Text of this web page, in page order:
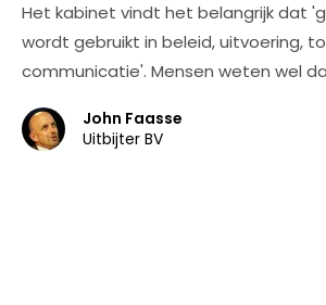
Het kabinet vindt het belangrijk dat
wordt gebruikt in beleid, uitvoering,
communicatie'. Mensen weten wel
John Faasse
Uitbijter BV